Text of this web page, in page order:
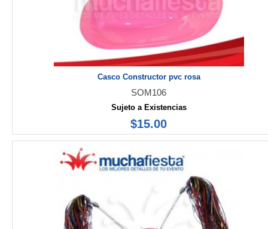
Casco Constructor pvc rosa
SOM106
Sujeto a Existencias
$15.00